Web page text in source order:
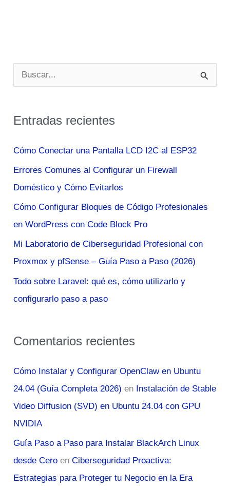
u
c
p
o
r
:
Entradas recientes
Cómo Conectar una Pantalla LCD I2C al ESP32
Errores Comunes al Configurar un Firewall
Doméstico y Cómo Evitarlos
Cómo Configurar Bloques de Código Profesionales
en WordPress con Code Block Pro
Mi Laboratorio de Ciberseguridad Profesional con
Proxmox y pfSense – Guía Paso a Paso (2026)
Todo sobre Laravel: qué es, cómo utilizarlo y
configurarlo paso a paso
Comentarios recientes
Cómo Instalar y Configurar OpenClaw en Ubuntu
24.04 (Guía Completa 2026) en Instalación de Stable
Video Diffusion (SVD) en Ubuntu 24.04 con GPU
NVIDIA
Guía Paso a Paso para Instalar BlackArch Linux
desde Cero enCiberseguridad Proactiva:
Estrategias para Proteger tu Negocio en la Era